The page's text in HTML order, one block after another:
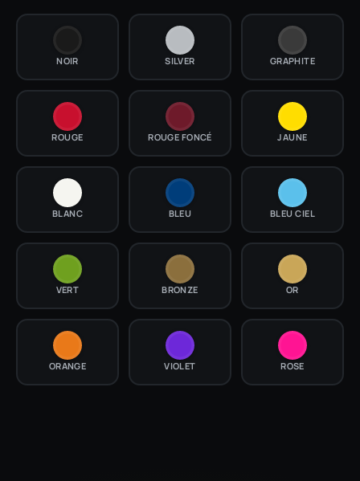
NOIR SILVER GRAPHITE
ROUGE ROUGE FONCÉ JAUNE
BLANC BLEU BLEU CIEL
VERT BRONZE OR
ORANGE VIOLET ROSE